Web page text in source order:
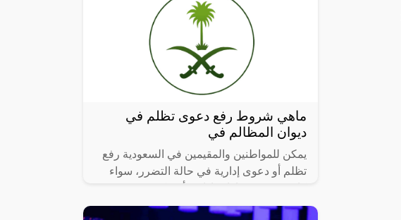
ماهي شروط رفع دعوى تظلم في
ديوان المظالم في
يمكن للمواطنين والمقيمين في السعودية رفع
تظلم أو دعوى إدارية في حالة التضرر، سواء
وفق شروط معينة وإجراءات محددة.